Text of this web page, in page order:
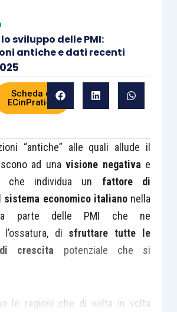
sviluppo delle PMI:
antiche e dati recenti
Scheda di
ECinPratica
“antiche” alle quali allude il
ad unavisione negativa e
che individua un fattore di
sistema economico italiano nella
parte delle PMI che ne
di sfruttare tutte le
crescita potenziale che si
le ragioni che di volta in volta